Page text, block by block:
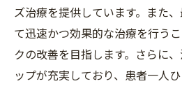
ズ治療を提供しています。また
て迅速かつ効果的な治療を行う
クの改善を目指します。さらに
ップが充実しており、患者一人